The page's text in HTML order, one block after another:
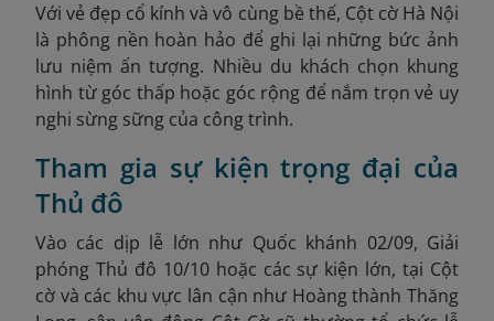
Với vẻ đẹp cổ kính và vô cùng bề thế, Cột cờ Hà Nội
là phông nền hoàn hảo để ghi lại những bức ảnh
lưu niệm ấn tượng. Nhiều du khách chọn khung
hình từ góc thấp hoặc góc rộng để nắm trọn vẻ uy
nghi sừng sững của công trình.
Tham gia sự kiện trọng đại của
Thủ đô
Vào các dịp lễ lớn như Quốc khánh 02/09, Giải
phóng Thủ đô 10/10 hoặc các sự kiện lớn, tại Cột
cờ và các khu vực lân cận như Hoàng thành Thăng